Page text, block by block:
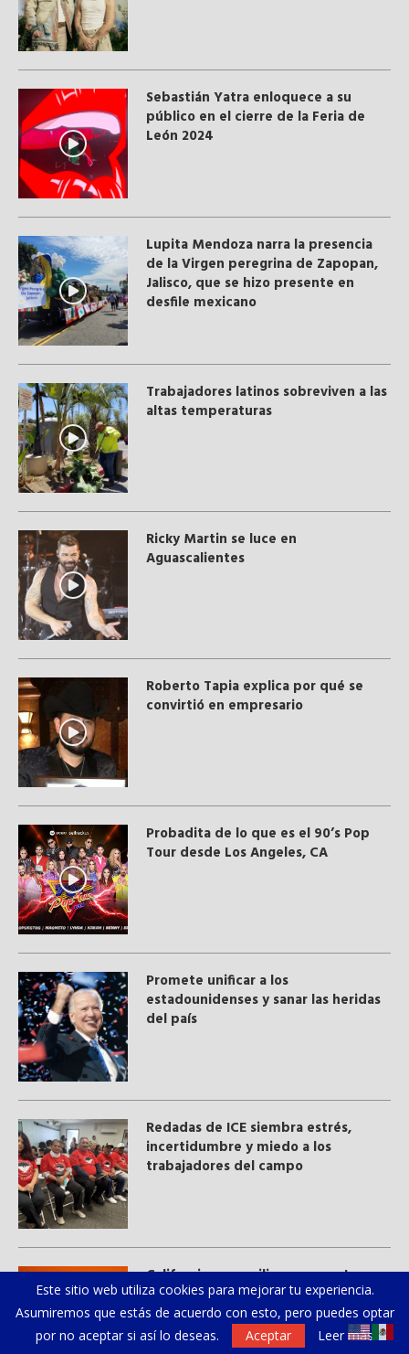
Sebastián Yatra enloquece a su
público en el cierre de la Feria de
León 2024
Lupita Mendoza narra la presencia
de la Virgen peregrina de Zapopan,
Jalisco, que se hizo presente en
desfile mexicano
Trabajadores latinos sobreviven a las
altas temperaturas
Ricky Martin se luce en
Aguascalientes
Roberto Tapia explica por qué se
convirtió en empresario
Probadita de lo que es el 90’s Pop
Tour desde Los Angeles, CA
Promete unificar a los
estadounidenses y sanar las heridas
del país
​Redadas de ICE siembra estrés,
incertidumbre y miedo a los
trabajadores del campo
California se moviliza para proteger a
las comunidades del calor
Este sitio web utiliza cookies para mejorar tu experiencia.
Asumiremos que estás de acuerdo con esto, pero puedes optar
por no aceptar si así lo deseas.
Aceptar Leer más